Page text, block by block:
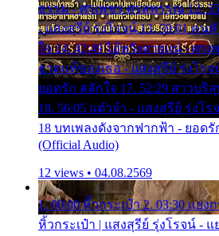
ธรรม - ศรเพชร ศรสุพรรณ 12.
- แสงสุรีย์ รุ่งโรจน์ 13. 39:01 คน
ใจ 14. 42:49 ไอ้หวังตายแน่ - ศร
ธาตุแท้ของเธอ - แสงสุรีย์ รุ่งโรจ
ยอดรัก สลักใจ 17. 52:29 สาวบ
18. 56:05 แต๋วจ๋า - แสงสุรีย์ รุ่งโร
18 บทเพลงดังจากฟากฟ้า - ยอด
(Official Audio)
12 views • 04.08.2569
1. 00:00 หิ้วกระเป๋า 2. 03:30 แย่ง
หิ้วกระเป๋า | แสงสุรีย์ รุ่งโรจน์ - แ